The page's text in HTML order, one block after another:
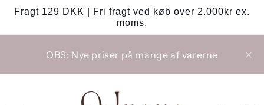
Gå til
indhold
Fragt 129 DKK | Fri fragt ved køb over 2.000kr ex.
moms.
OBS: Nye priser på mange af varerne